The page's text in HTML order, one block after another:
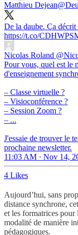
Matthieu Dejean
De la daube. Ça décrit
https://t.co/
Nicolas Roland
Pour vous, quel est le
d'enseignement
– Classe virtuelle ?
– Visioconférence ?
– Session Zoom ?
– ...
J'essaie de trouver le
prochaine newsletter.
11:03 AM · Nov 14,
4 Likes
Aujourd’hui, sans
distance synchrone,
et les formatrices pour
modalité de manière
pédagogiques.